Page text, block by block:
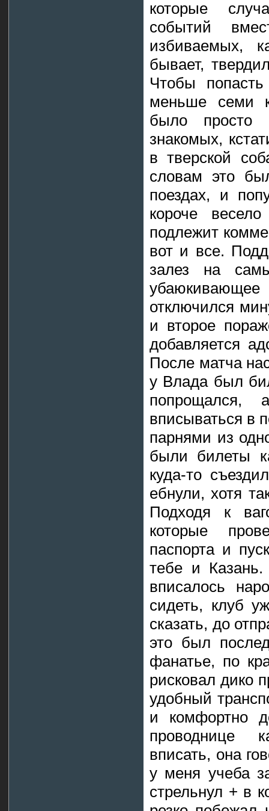
которые
событий
избиваемых,
бывает,
Чтобы
меньше семи
было просто
знакомых,
в тверской
словам это
поездах, и
короче
подлежит
вот и все.
залез на
отключился
и второе
добавляется
После матча
у Влада был
попрощался,
вписываться в
парнями из
были билеты
куда-то
ебнули, хотя
Подходя к
которые
паспорта и
тебе и Казань.
вписалось
сидеть, клуб
сказать, до
это был
фанатье, по
рисковал дико
удобный
и комфортно
проводнице
вписать, она
у меня учеба
стрельнул + в